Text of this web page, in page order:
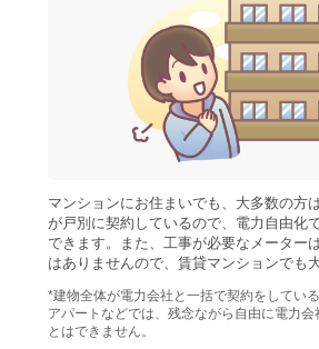
マンションにお住まいでも、大多数の方
が戸別に契約しているので、電力自由化
できます。また、工事が必要なメーター
はありませんので、賃貸マンションでも
*建物全体が電力会社と一括で契約をしてい
アパートなどでは、残念ながら自由に電力会
とはできません。